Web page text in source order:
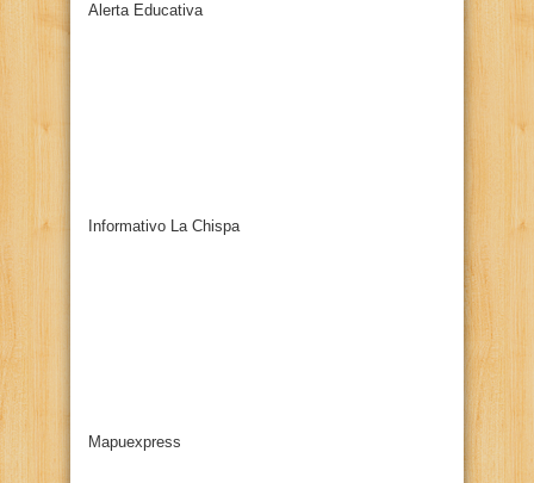
Alerta Educativa
Informativo La Chispa
Mapuexpress